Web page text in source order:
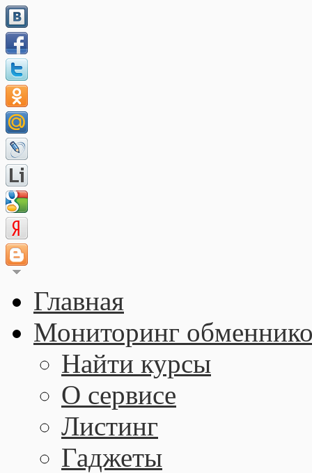
Главная
Мониторинг
Найти курсы
О сервисе
Листинг
Гаджеты